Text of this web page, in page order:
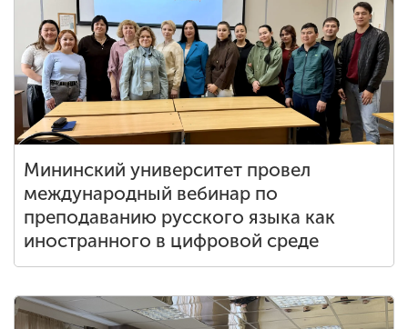
Мининский университет провел
международный вебинар по
преподаванию русского языка как
иностранного в цифровой среде